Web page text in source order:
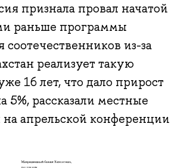
признала провал начатой
раньше программы
соотечественников из-за
реализует такую
16 лет, что дало прирост
5%, рассказали местные
апрельской конференции